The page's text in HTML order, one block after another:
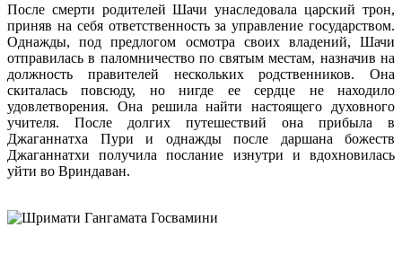
После смерти родителей Шачи унаследовала царский трон,
приняв на себя ответственность за управление государством.
Однажды, под предлогом осмотра своих владений, Шачи
отправилась в паломничество по святым местам, назначив на
должность правителей нескольких родственников. Она
скиталась повсюду, но нигде ее сердце не находило
удовлетворения. Она решила найти настоящего духовного
учителя. После долгих путешествий она прибыла в
Джаганнатха Пури и однажды после даршана божеств
Джаганнатхи получила послание изнутри и вдохновилась
уйти во Вриндаван.